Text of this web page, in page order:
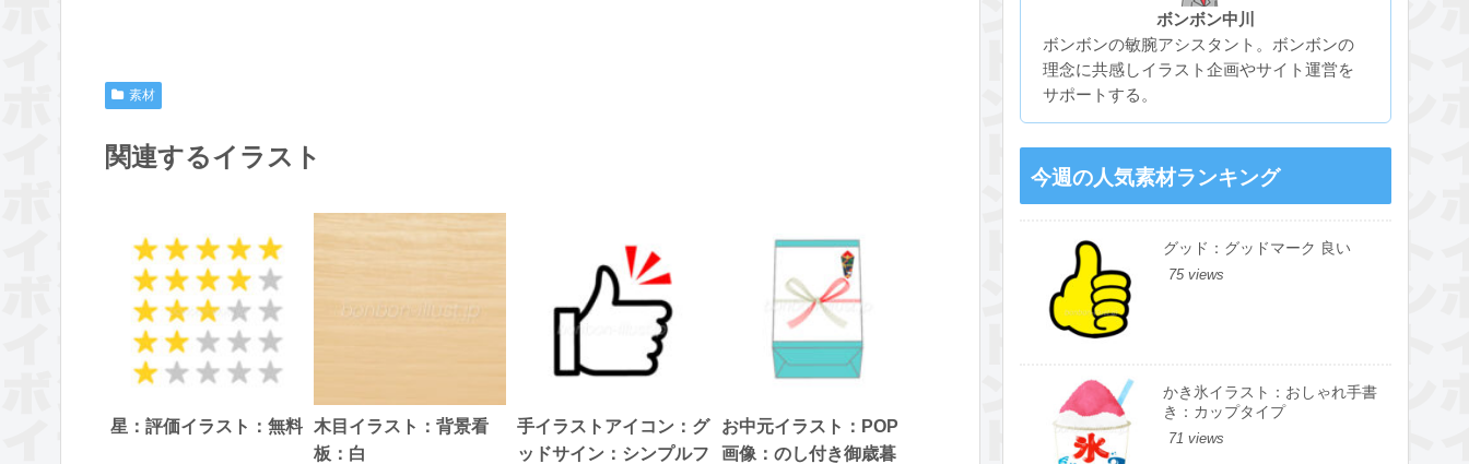
素材
関連するイラスト
星：評価イラスト：無料 木目イラスト：背景看
板：白
手イラストアイコン：グ
ッドサイン：シンプルフ
お中元イラスト：POP
画像：のし付き御歳暮
ボンボン中川
ボンボンの敏腕アシスタント。ボンボンの
理念に共感しイラスト企画やサイト運営を
サポートする。
今週の人気素材ランキング
グッド：グッドマーク 良い
75 views
かき氷イラスト：おしゃれ手書
き：カップタイプ
71 views